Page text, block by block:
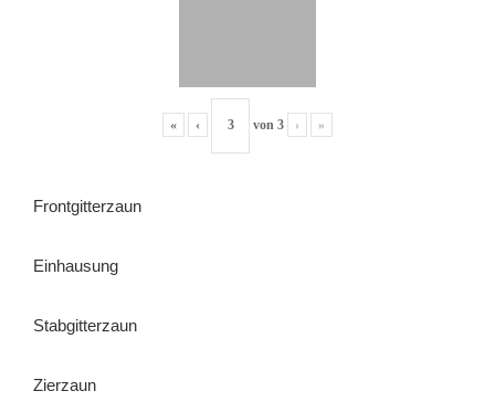
« ‹ von 3 › »
Frontgitterzaun
Einhausung
Stabgitterzaun
Zierzaun